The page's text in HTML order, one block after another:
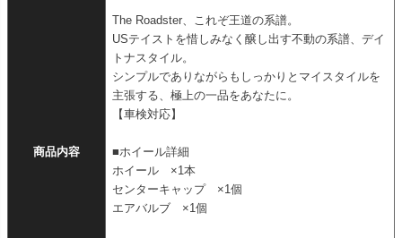
商品内容
The Roadster、これぞ王道の系譜。
USテイストを惜しみなく醸し出す不動の系譜、デイ
トナスタイル。
シンプルでありながらもしっかりとマイスタイルを
主張する、極上の一品をあなたに。
【車検対応】
■ホイール詳細
ホイール ×1本
センターキャップ ×1個
エアバルブ ×1個